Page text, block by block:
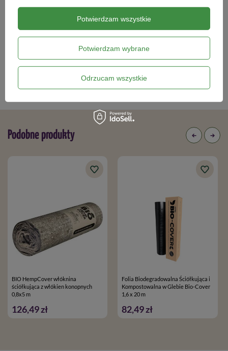
glebie po zmieszaniu z glebą, a materiał z którego jest
wykonana jest nieszkodliwy dla środowiska.
82,49 zł 126,49 zł
Kategorie powiązane
Ściółkowanie,
Podobne produkty
BIO HempCover włóknina
ściółkująca z włókien konopnych
0,8x5 m
126,49 zł
Folia Biodegradowalna Ściółkująca i
Kompostowalna w Glebie Bio-Cover
1,6 x 20 m
82,49 zł
Potwierdzam wybrane
Odrzucam wszystkie
Potwierdzam wszystkie